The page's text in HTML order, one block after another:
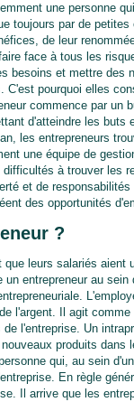
une personne
toujours par de
de leur
face à tous les
besoins et mettre des
C'est pourquoi elles
commence par un
d'atteindre les buts
les entrepreneurs
une équipe de
à trouver les
et de
des opportunités
?
leurs salariés aient
entrepreneur au
l'argent. Il agit
l'entreprise. Un
produits
qui, au sein
En règle
Il arrive que les